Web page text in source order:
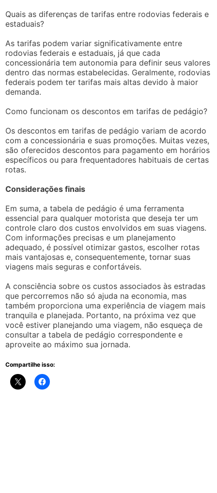
Quais as diferenças de tarifas entre rodovias federais e
estaduais?
As tarifas podem variar significativamente entre
rodovias federais e estaduais, já que cada
concessionária tem autonomia para definir seus valores
dentro das normas estabelecidas. Geralmente, rodovias
federais podem ter tarifas mais altas devido à maior
demanda.
Como funcionam os descontos em tarifas de pedágio?
Os descontos em tarifas de pedágio variam de acordo
com a concessionária e suas promoções. Muitas vezes,
são oferecidos descontos para pagamento em horários
específicos ou para frequentadores habituais de certas
rotas.
Considerações finais
Em suma, a tabela de pedágio é uma ferramenta
essencial para qualquer motorista que deseja ter um
controle claro dos custos envolvidos em suas viagens.
Com informações precisas e um planejamento
adequado, é possível otimizar gastos, escolher rotas
mais vantajosas e, consequentemente, tornar suas
viagens mais seguras e confortáveis.
A consciência sobre os custos associados às estradas
que percorremos não só ajuda na economia, mas
também proporciona uma experiência de viagem mais
tranquila e planejada. Portanto, na próxima vez que
você estiver planejando uma viagem, não esqueça de
consultar a tabela de pedágio correspondente e
aproveite ao máximo sua jornada.
Compartilhe isso: